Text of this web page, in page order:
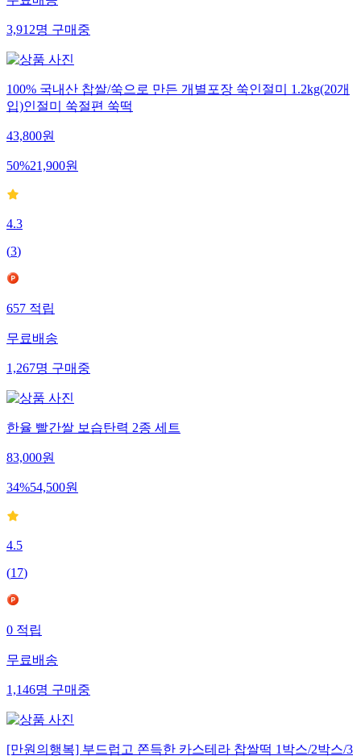
무료배송
3,912명구매중
100% 국내산 찹쌀/쑥으로 만든 개별포장 쑥인절미 1.2kg(20개
입)인절미 쑥절편 쑥떡
43,800원
50%21,900원
4.3
(3)
657적립
무료배송
1,267명구매중
한율 빨간쌀 보습탄력 2종 세트
83,000원
34%54,500원
4.5
(17)
0적립
무료배송
1,146명구매중